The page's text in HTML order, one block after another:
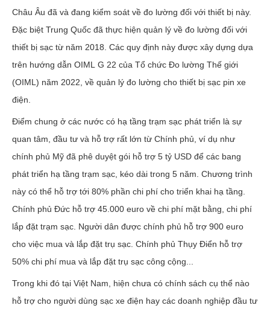
Châu Âu đã và đang kiểm soát về đo lường đối với thiết bị này.
Đặc biệt Trung Quốc đã thực hiện quản lý về đo lường đối với
thiết bị sạc từ năm 2018. Các quy định này được xây dựng dựa
trên hướng dẫn OIML G 22 của Tổ chức Đo lường Thế giới
(OIML) năm 2022, về quản lý đo lường cho thiết bị sạc pin xe
điện.
Điểm chung ở các nước có hạ tầng trạm sạc phát triển là sự
quan tâm, đầu tư và hỗ trợ rất lớn từ Chính phủ, ví dụ như
chính phủ Mỹ đã phê duyệt gói hỗ trợ 5 tỷ USD để các bang
phát triển hạ tầng trạm sạc, kéo dài trong 5 năm. Chương trình
này có thể hỗ trợ tới 80% phần chi phí cho triển khai hạ tầng.
Chính phủ Đức hỗ trợ 45.000 euro về chi phí mặt bằng, chi phí
lắp đặt trạm sạc. Người dân được chính phủ hỗ trợ 900 euro
cho việc mua và lắp đặt trụ sạc. Chính phủ Thụy Điển hỗ trợ
50% chi phí mua và lắp đặt trụ sạc công cộng...
Trong khi đó tại Việt Nam, hiện chưa có chính sách cụ thể nào
hỗ trợ cho người dùng sạc xe điện hay các doanh nghiệp đầu tư